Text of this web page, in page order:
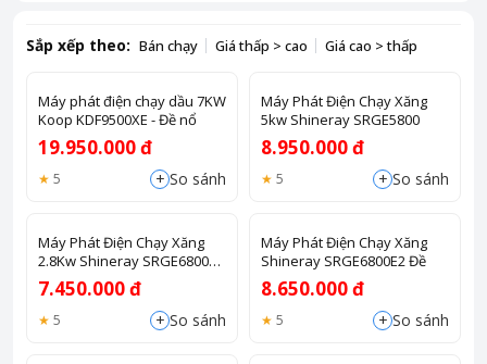
Sắp xếp theo: Bán chạy Giá thấp > cao Giá cao > thấp
Máy phát điện chạy dầu 7KW
Koop KDF9500XE - Đề nổ
19.950.000 đ
5 + So sánh
Máy Phát Điện Chạy Xăng
5kw Shineray SRGE5800
8.950.000 đ
5 + So sánh
Máy Phát Điện Chạy Xăng
2.8Kw Shineray SRGE6800
Không Đề
7.450.000 đ
5 + So sánh
Máy Phát Điện Chạy Xăng
Shineray SRGE6800E2 Đề
8.650.000 đ
5 + So sánh